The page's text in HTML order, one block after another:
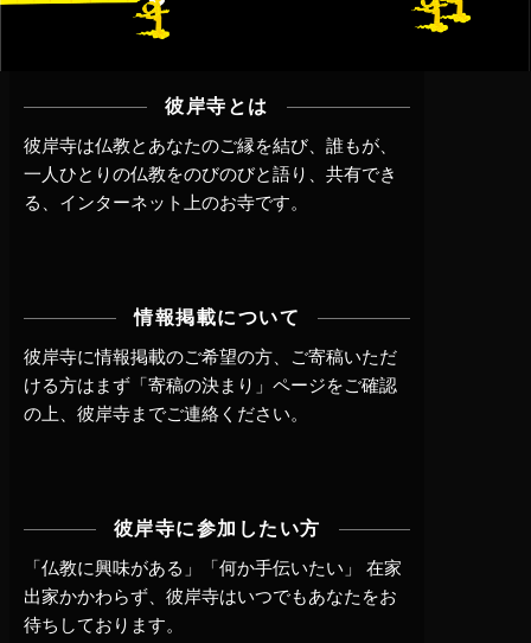
彼岸寺とは
彼岸寺は仏教とあなたのご縁を結び、誰もが、
一人ひとりの仏教をのびのびと語り、共有でき
る、インターネット上のお寺です。
情報掲載について
彼岸寺に情報掲載のご希望の方、ご寄稿いただ
ける方はまず 「寄稿の決まり」ページをご確認
の上、 彼岸寺までご連絡 ください。
彼岸寺に参加したい方
「仏教に興味がある」「何か手伝いたい」 在家
出家かかわらず、 彼岸寺はいつでもあなたをお
待ちしております。